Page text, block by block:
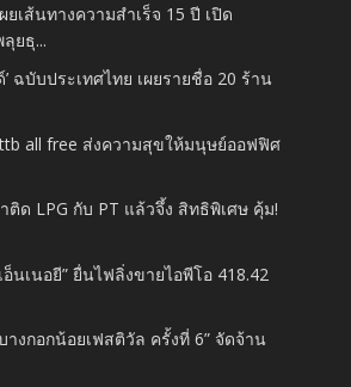
ยเส้นทางความสำเร็จ 15 ปี เปิด
ยธุ...
’ ฉบับประเทศไทย เผยรายชื่อ 20 ร้าน
all free ส่งความสุขให้มนุษย์ออฟฟิศ
ติด LPG กับ PT แล้วจึ้ง สิทธิพิเศษ คุ้ม!
อ็นเนอยี” ยื่นไฟลิ่งขายไอพีโอ 418.42
างกอกน้อยเฟสติวัล ครั้งที่ 6” จัดจ้าน